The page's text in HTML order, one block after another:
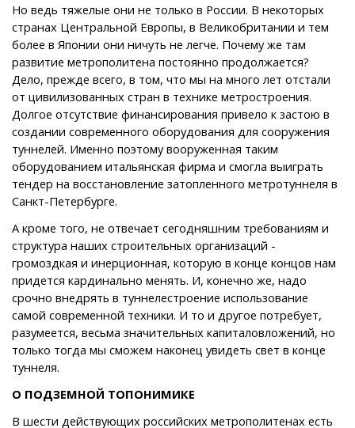
Но ведь тяжелые они не только в России. В некоторых
странах Центральной Европы, в Великобритании и тем
более в Японии они ничуть не легче. Почему же там
развитие метрополитена постоянно продолжается?
Дело, прежде всего, в том, что мы на много лет отстали
от цивилизованных стран в технике метростроения.
Долгое отсутствие финансирования привело к застою в
создании современного оборудования для сооружения
туннелей. Именно поэтому вооруженная таким
оборудованием итальянская фирма и смогла выиграть
тендер на восстановление затопленного метротуннеля в
Санкт-Петербурге.
А кроме того, не отвечает сегодняшним требованиям и
структура наших строительных организаций -
громоздкая и инерционная, которую в конце концов нам
придется кардинально менять. И, конечно же, надо
срочно внедрять в туннелестроение использование
самой современной техники. И то и другое потребует,
разумеется, весьма значительных капиталовложений, но
только тогда мы сможем наконец увидеть свет в конце
туннеля.
О ПОДЗЕМНОЙ ТОПОНИМИКЕ
В шести действующих российских метрополитенах есть